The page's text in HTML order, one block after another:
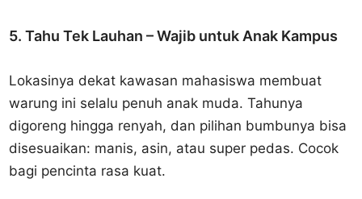
5. Tahu Tek Lauhan – Wajib untuk Anak Kampus
Lokasinya dekat kawasan mahasiswa membuat
warung ini selalu penuh anak muda. Tahunya
digoreng hingga renyah, dan pilihan bumbunya bisa
disesuaikan: manis, asin, atau super pedas. Cocok
bagi pencinta rasa kuat.